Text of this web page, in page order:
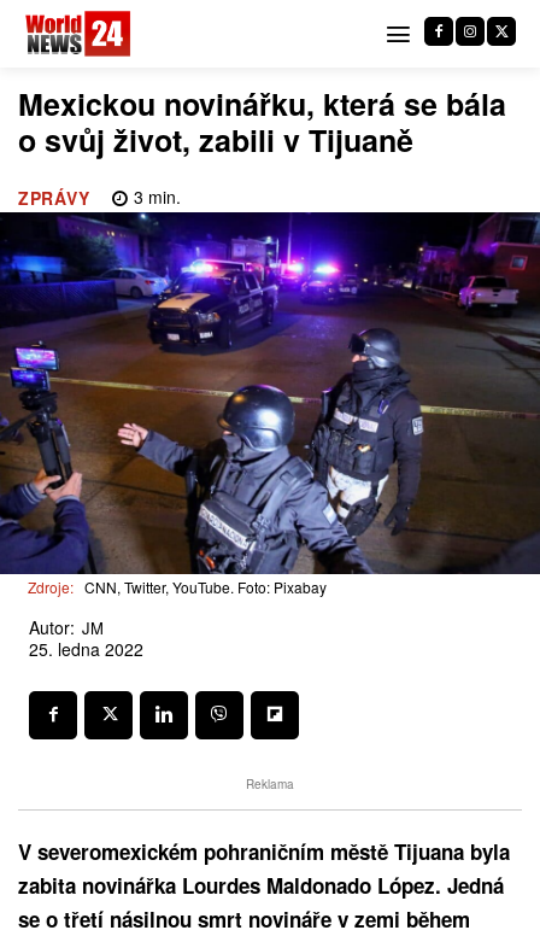
Mexickou novinářku, která se bála
o svůj život, zabili v Tijuaně
ZPRÁVY 3 min.
Zdroje: CNN, Twitter, YouTube. Foto: Pixabay
Autor: JM
25. ledna 2022
Reklama
V severomexickém pohraničním městě Tijuana byla
zabita novinářka Lourdes Maldonado López. Jedná
se o třetí násilnou smrt novináře v zemi během